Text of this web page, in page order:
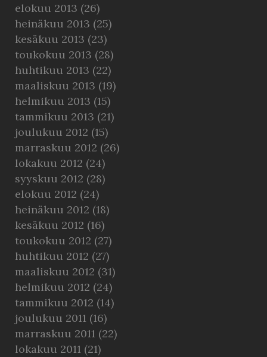
elokuu 2013 (26)
heinäkuu 2013 (25)
kesäkuu 2013 (23)
toukokuu 2013 (28)
huhtikuu 2013 (22)
maaliskuu 2013 (19)
helmikuu 2013 (15)
tammikuu 2013 (21)
joulukuu 2012 (15)
marraskuu 2012 (26)
lokakuu 2012 (24)
syyskuu 2012 (28)
elokuu 2012 (24)
heinäkuu 2012 (18)
kesäkuu 2012 (16)
toukokuu 2012 (27)
huhtikuu 2012 (27)
maaliskuu 2012 (31)
helmikuu 2012 (24)
tammikuu 2012 (14)
joulukuu 2011 (16)
marraskuu 2011 (22)
lokakuu 2011 (21)